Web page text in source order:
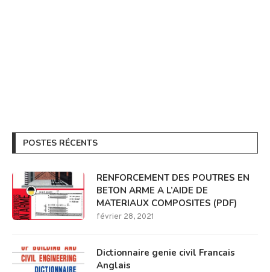
POSTES RÉCENTS
RENFORCEMENT DES POUTRES EN
BETON ARME A L’AIDE DE
MATERIAUX COMPOSITES (PDF)
février 28, 2021
Dictionnaire genie civil Francais
Anglais